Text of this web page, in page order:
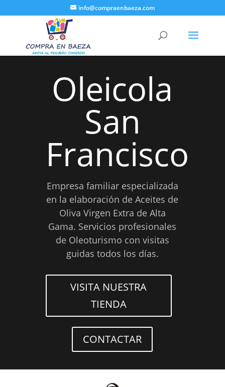
info@compraenbaeza.com
Oleicola
San
Francisco
Empresa familiar especializada
en la elaboración de Aceites de
Oliva Virgen Extra de Alta
Gama. Servicios profesionales
de Oleoturismo con visitas
guidas todos los días.
VISITA NUESTRA
TIENDA
CONTACTAR